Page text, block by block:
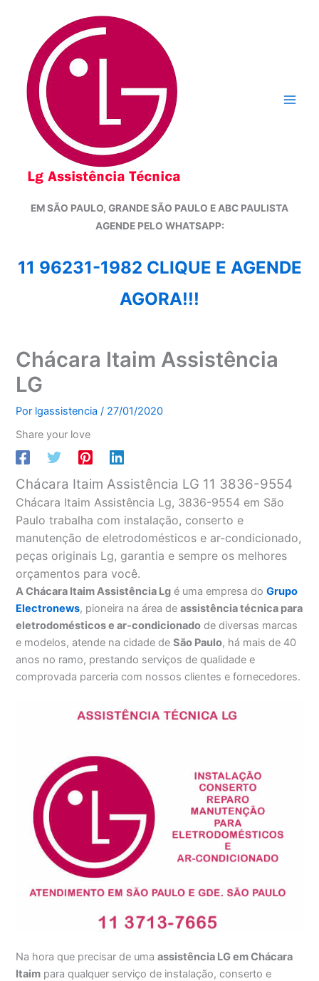
conteúdo
EM SÃO PAULO, GRANDE SÃO PAULO E ABC PAULISTA
AGENDE PELO WHATSAPP:
11 96231-1982 CLIQUE E AGENDE
AGORA!!!
Chácara Itaim Assistência
LG
Por lgassistencia/ 27/01/2020
Share your love
Chácara Itaim Assistência LG 11 3836-9554
Chácara Itaim Assistência Lg, 3836-9554 em São
Paulo trabalha com instalação, conserto e
manutenção de eletrodomésticos e ar-condicionado,
peças originais Lg, garantia e sempre os melhores
orçamentos para você.
A Chácara Itaim Assistência Lg é uma empresa doGrupo
Electronews, pioneira na área deassistência técnica para
eletrodomésticos e ar-condicionado de diversas marcas
e modelos, atende na cidade deSão Paulo, há mais de 40
anos no ramo, prestando serviços de qualidade e
comprovada parceria com nossos clientes e fornecedores.
Na hora que precisar de umaassistência LG em Chácara
Itaim para qualquer serviço de instalação, conserto e